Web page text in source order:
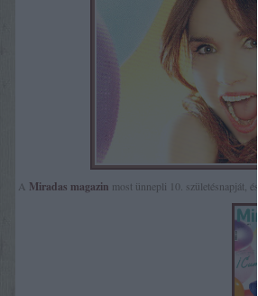
A Miradas magazin most ünnepli 10. születésnapját, és